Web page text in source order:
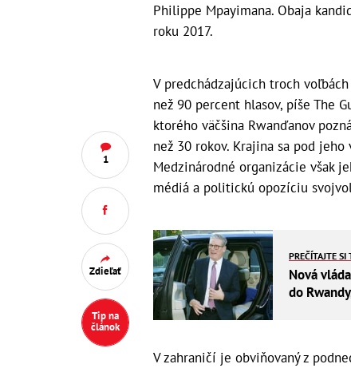
1
Zdieľať
Tip na
článok
Philippe Mpayimana. Obaja
roku 2017.
V predchádzajúcich troch
než 90 percent hlasov, píše The
ktorého väčšina Rwanďanov
než 30 rokov. Krajina sa pod
Medzinárodné organizácie však
médiá a politickú opozíciu
PREČÍTAJTE SI
Nová
do
V zahraničí je obviňovaný z